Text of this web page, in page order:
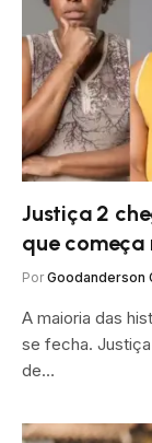
Justiça 2
que começa
Por Goodanderson
A maioria das
se fecha.
de…